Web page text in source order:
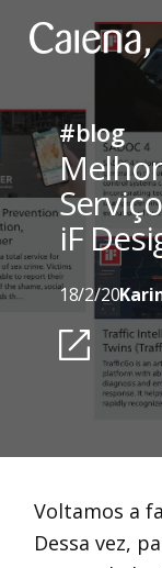
#blog
iF
18/2/20
Voltamos a
Dessa vez,